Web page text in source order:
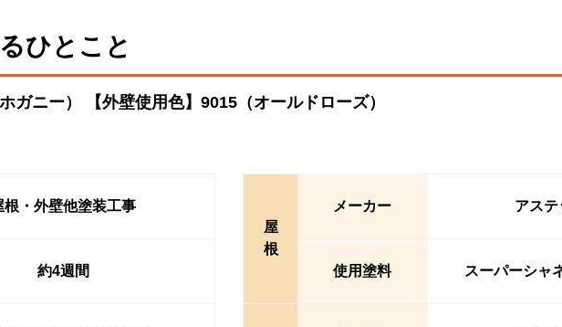
ひとこと
ガニー） 【外壁使用色】9015（オールドローズ）
根・外壁他塗装工事
約4週間
屋
根
メーカー アステ
使用塗料 スーパーシャ